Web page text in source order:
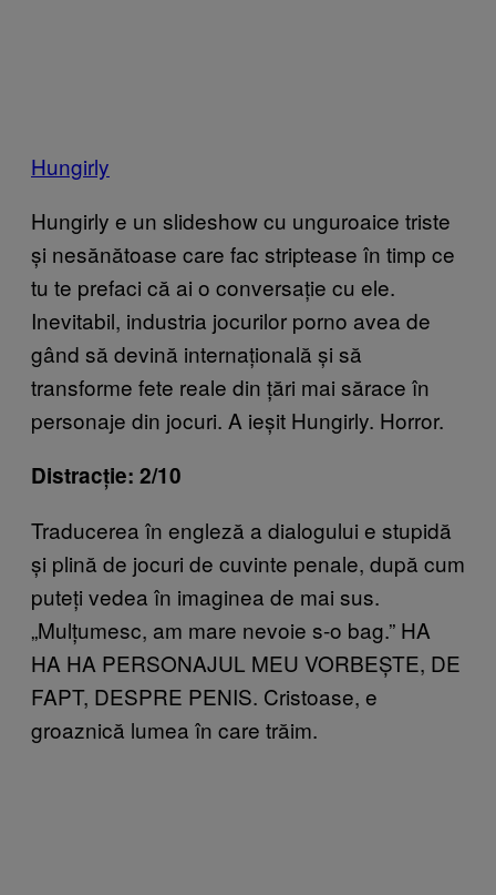
Hungirly
Hungirly e un slideshow cu unguroaice triste
și nesănătoase care fac striptease în timp ce
tu te prefaci că ai o conversație cu ele.
Inevitabil, industria jocurilor porno avea de
gând să devină internațională și să
transforme fete reale din țări mai sărace în
personaje din jocuri. A ieșit Hungirly. Horror.
Distracție: 2/10
Traducerea în engleză a dialogului e stupidă
și plină de jocuri de cuvinte penale, după cum
puteți vedea în imaginea de mai sus.
„Mulțumesc, am mare nevoie s-o bag.” HA
HA HA PERSONAJUL MEU VORBEȘTE, DE
FAPT, DESPRE PENIS. Cristoase, e
groaznică lumea în care trăim.